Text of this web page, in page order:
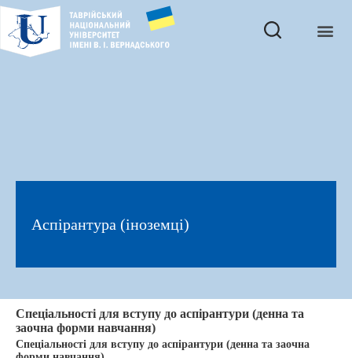
Аспірантура (іноземці)
Спеціальності для вступу до аспірантури (денна та
заочна форми навчання)
Спеціальності для вступу до аспірантури (денна та заочна